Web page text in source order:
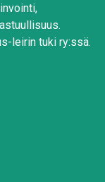
leirin tuki ry:ssä.